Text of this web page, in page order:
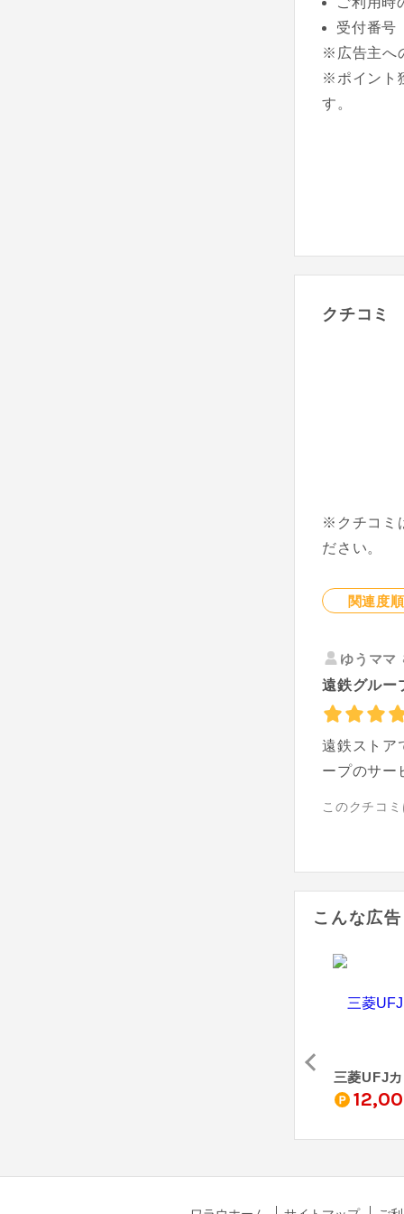
受付番号
※広告主へ
※ポイント
す。
クチコミ
※クチコミ
ださい。
関連度順
ゆうママ
遠鉄グルー
遠鉄ストア
ープのサー
このクチコ
こんな広
三菱UFJ